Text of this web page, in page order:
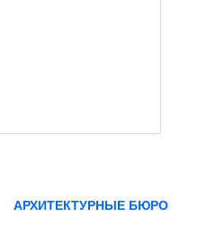
АРХИТЕКТУРНЫЕ БЮРО